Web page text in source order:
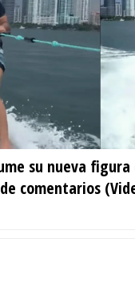
su nueva
comentarios